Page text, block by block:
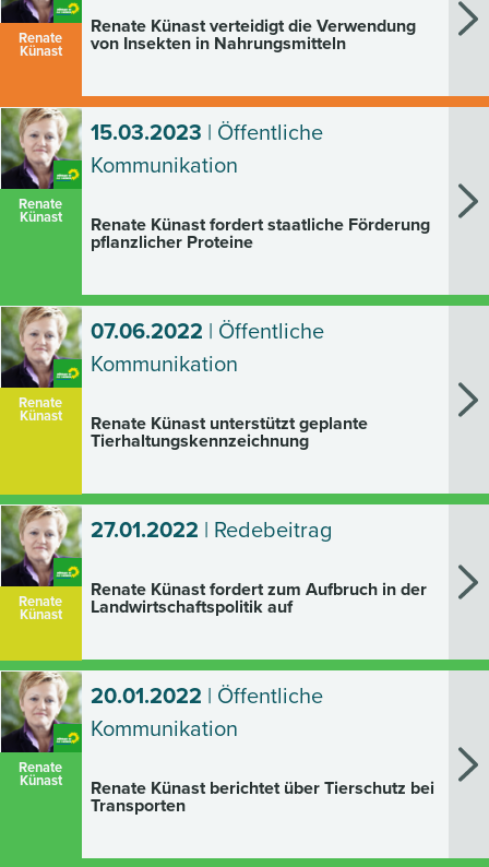
Renate
Künast
Renate Künast verteidigt die Verwendung
von Insekten in Nahrungsmitteln
Renate
Künast
15.03.2023 | Öffentliche
Kommunikation
Renate Künast fordert staatliche Förderung
pflanzlicher Proteine
Renate
Künast
07.06.2022 | Öffentliche
Kommunikation
Renate Künast unterstützt geplante
Tierhaltungskennzeichnung
Renate
Künast
27.01.2022 | Redebeitrag
Renate Künast fordert zum Aufbruch in der
Landwirtschaftspolitik auf
Renate
Künast
20.01.2022 | Öffentliche
Kommunikation
Renate Künast berichtet über Tierschutz bei
Transporten